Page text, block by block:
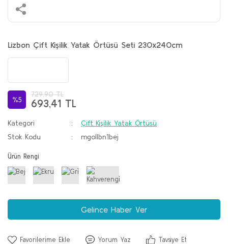
Lizbon Çift Kişilik Yatak Örtüsü Seti 230x240cm
%5
729,90 TL
693,41 TL
Kategori
Çift Kişilik Yatak Örtüsü
Stok Kodu
mgollbn1bej
Ürün Rengi
Gelince Haber Ver
Yorum Yaz Tavsiye Et